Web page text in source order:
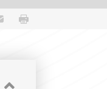
Twitter
sur LinkedIn
Envoyer par e-mail